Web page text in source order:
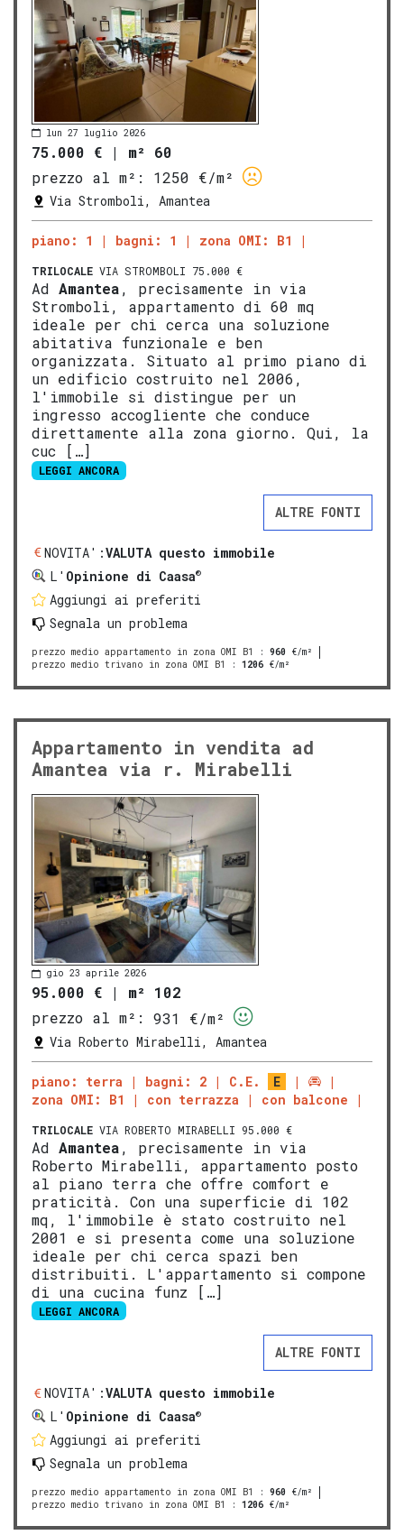
lun 27 luglio 2026
75.000 € | m² 60
prezzo al m²:
1250 €/m²
Via Stromboli, Amantea
piano: 1 bagni: 1 zona OMI: B1
TRILOCALE VIA STROMBOLI 75.000 €
Ad Amantea, precisamente in via
Stromboli, appartamento di 60 mq
ideale per chi cerca una soluzione
abitativa funzionale e ben
organizzata. Situato al primo piano di
un edificio costruito nel 2006,
l'immobile si distingue per un
ingresso accogliente che conduce
direttamente alla zona giorno. Qui, la
cuc […]
LEGGI ANCORA
ALTRE FONTI
NOVITA':VALUTA questo immobile
L' Opinione di Caasa®
Aggiungi ai preferiti
Segnala un problema
prezzo medio appartamento in zona OMI B1 : 960 €/m²
prezzo medio trivano in zona OMI B1
: 1206 €/m²
Appartamento in vendita ad
Amantea via r. Mirabelli
gio 23 aprile 2026
95.000 € | m² 102
prezzo al m²:
931 €/m²
Via Roberto Mirabelli, Amantea
piano: terra bagni: 2 C.E.
E
zona OMI: B1
con terrazza con balcone
TRILOCALE VIA ROBERTO MIRABELLI 95.000 €
Ad Amantea, precisamente in via
Roberto Mirabelli, appartamento posto
al piano terra che offre comfort e
praticità. Con una superficie di 102
mq, l'immobile è stato costruito nel
2001 e si presenta come una soluzione
ideale per chi cerca spazi ben
distribuiti. L'appartamento si compone
di una cucina funz […]
LEGGI ANCORA
ALTRE FONTI
NOVITA':VALUTA questo immobile
L' Opinione di Caasa®
Aggiungi ai preferiti
Segnala un problema
prezzo medio appartamento in zona OMI B1 : 960 €/m²
prezzo medio trivano in zona OMI B1
: 1206 €/m²